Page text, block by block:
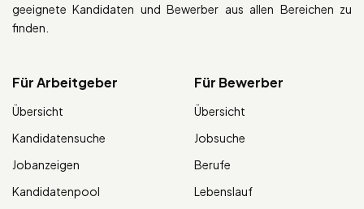
geeignete Kandidaten und Bewerber aus allen Bereichen zu
finden.
Für Arbeitgeber
Übersicht
Kandidatensuche
Jobanzeigen
Kandidatenpool
Für Bewerber
Übersicht
Jobsuche
Berufe
Lebenslauf